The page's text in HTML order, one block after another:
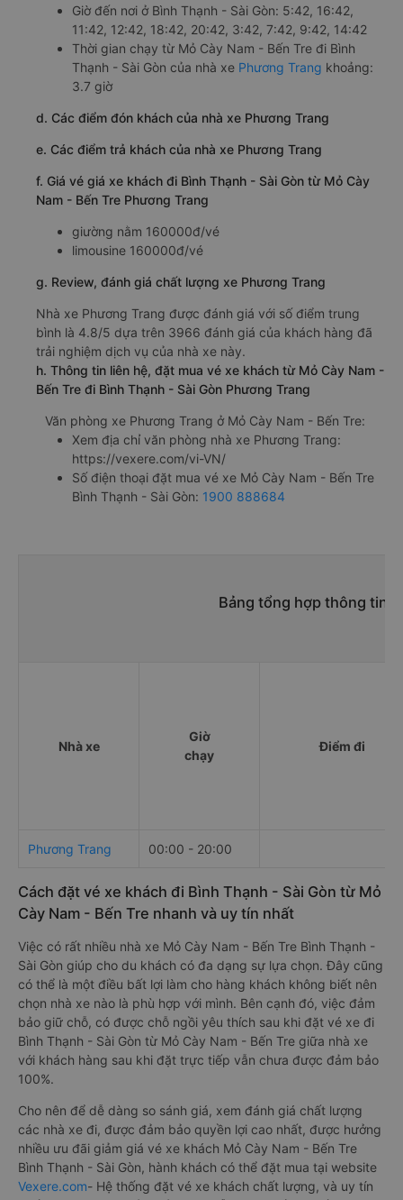
Giờ đến nơi ở Bình Thạnh - Sài Gòn: 5:42, 16:42,
11:42, 12:42, 18:42, 20:42, 3:42, 7:42, 9:42, 14:42
Thời gian chạy từ Mỏ Cày Nam - Bến Tre đi Bình
Thạnh - Sài Gòn của nhà xe Phương Trang khoảng:
3.7 giờ
d. Các điểm đón khách của nhà xe Phương Trang
e. Các điểm trả khách của nhà xe Phương Trang
f. Giá vé giá xe khách đi Bình Thạnh - Sài Gòn từ Mỏ Cày
Nam - Bến Tre Phương Trang
giường nằm 160000đ/vé
limousine 160000đ/vé
g. Review, đánh giá chất lượng xe Phương Trang
Nhà xe Phương Trang được đánh giá với số điểm trung
bình là 4.8/5 dựa trên 3966 đánh giá của khách hàng đã
trải nghiệm dịch vụ của nhà xe này.
h. Thông tin liên hệ, đặt mua vé xe khách từ Mỏ Cày Nam -
Bến Tre đi Bình Thạnh - Sài Gòn Phương Trang
Văn phòng xe Phương Trang ở Mỏ Cày Nam - Bến Tre:
Xem địa chỉ văn phòng nhà xe Phương Trang:
https://vexere.com/vi-VN/
Số điện thoại đặt mua vé xe Mỏ Cày Nam - Bến Tre
Bình Thạnh - Sài Gòn: 1900 888684
Bảng tổng hợp thông tin
Nhà xe
Giờ
chạy
Điểm đi
Phương Trang 00:00 - 20:00
Cách đặt vé xe khách đi Bình Thạnh - Sài Gòn từ Mỏ
Cày Nam - Bến Tre nhanh và uy tín nhất
Việc có rất nhiều nhà xe Mỏ Cày Nam - Bến Tre Bình Thạnh -
Sài Gòn giúp cho du khách có đa dạng sự lựa chọn. Đây cũng
có thể là một điều bất lợi làm cho hàng khách không biết nên
chọn nhà xe nào là phù hợp với mình. Bên cạnh đó, việc đảm
bảo giữ chỗ, có được chỗ ngồi yêu thích sau khi đặt vé xe đi
Bình Thạnh - Sài Gòn từ Mỏ Cày Nam - Bến Tre giữa nhà xe
với khách hàng sau khi đặt trực tiếp vẫn chưa được đảm bảo
100%.
Cho nên để dễ dàng so sánh giá, xem đánh giá chất lượng
các nhà xe đi, được đảm bảo quyền lợi cao nhất, được hưởng
nhiều ưu đãi giảm giá vé xe khách Mỏ Cày Nam - Bến Tre
Bình Thạnh - Sài Gòn, hành khách có thể đặt mua tại website
Vexere.com- Hệ thống đặt vé xe khách chất lượng, và uy tín